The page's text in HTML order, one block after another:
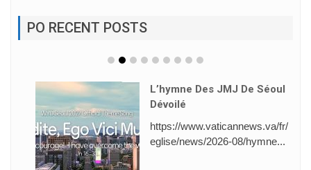
PO RECENT POSTS
L’hymne Des JMJ De Séoul
Dévoilé
https://www.vaticannews.va/fr/
eglise/news/2026-08/hymne...